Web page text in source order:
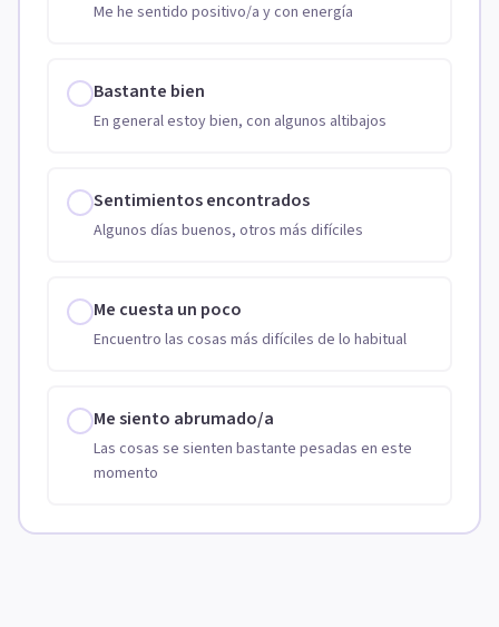
Me he sentido positivo/a y con energía
Bastante bien
En general estoy bien, con algunos altibajos
Sentimientos encontrados
Algunos días buenos, otros más difíciles
Me cuesta un poco
Encuentro las cosas más difíciles de lo habitual
Me siento abrumado/a
Las cosas se sienten bastante pesadas en este
momento